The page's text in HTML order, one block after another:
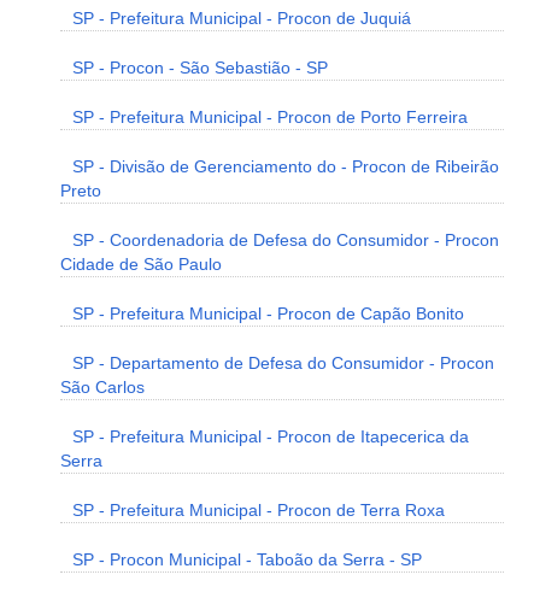
SP - Prefeitura Municipal - Procon de Juquiá
SP - Procon - São Sebastião - SP
SP - Prefeitura Municipal - Procon de Porto Ferreira
SP - Divisão de Gerenciamento do - Procon de Ribeirão
Preto
SP - Coordenadoria de Defesa do Consumidor - Procon
Cidade de São Paulo
SP - Prefeitura Municipal - Procon de Capão Bonito
SP - Departamento de Defesa do Consumidor - Procon
São Carlos
SP - Prefeitura Municipal - Procon de Itapecerica da
Serra
SP - Prefeitura Municipal - Procon de Terra Roxa
SP - Procon Municipal - Taboão da Serra - SP